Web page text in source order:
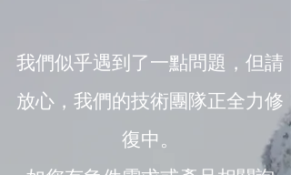
我們似乎遇到了一點問題，但請
放心，我們的技術團隊正全力修
復中。